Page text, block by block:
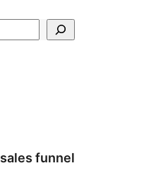
sales funnel